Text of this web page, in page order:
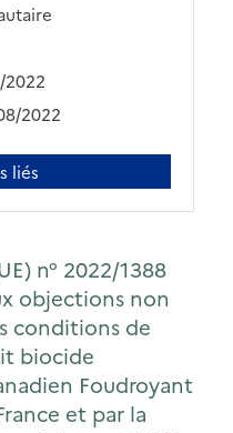
2022
2022
liés
n° 2022/1388
objections non
conditions de
biocide
Foudroyant
et par la